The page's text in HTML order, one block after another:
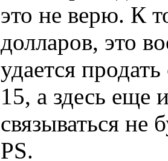
это не верю. К
долларов, это
удается
15, а здесь еще
связываться не
PS.